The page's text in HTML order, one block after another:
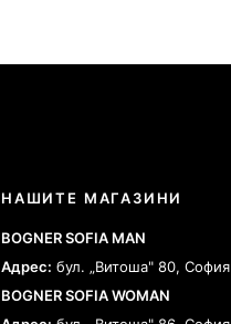
НАШИТЕ МАГАЗИНИ
BOGNER SOFIA MAN
Адрес: бул. „Витоша" 80, София
BOGNER SOFIA WOMAN